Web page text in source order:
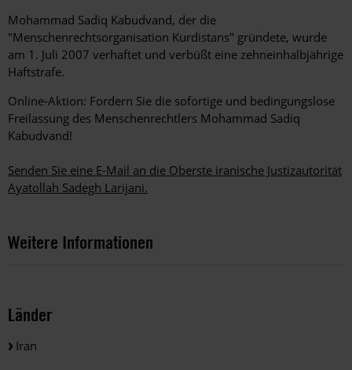
Mohammad Sadiq Kabudvand, der die
"Menschenrechtsorganisation Kurdistans" gründete, wurde
am 1. Juli 2007 verhaftet und verbüßt eine zehneinhalbjährige
Haftstrafe.
Online-Aktion: Fordern Sie die sofortige und bedingungslose
Freilassung des Menschenrechtlers Mohammad Sadiq
Kabudvand!
Senden Sie eine E-Mail an die Oberste iranische Justizautorität
Ayatollah Sadegh Larijani.
Weitere Informationen
Länder
Iran